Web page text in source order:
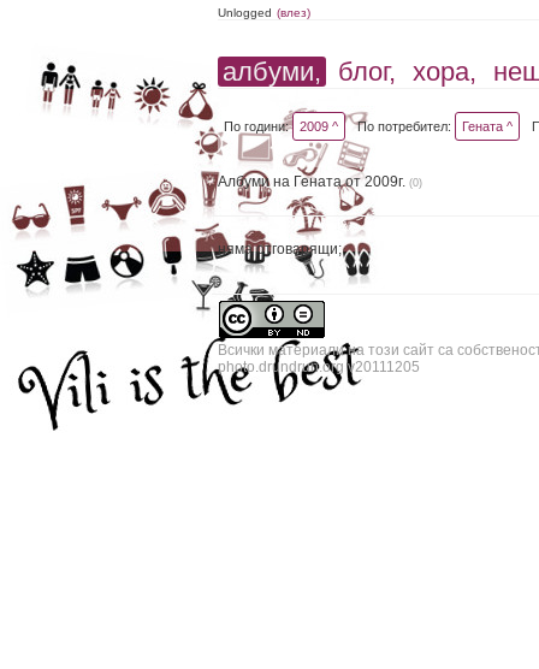
Unlogged (влез)
албуми, блог, хора,
По години: 2009 ^ По потребител: Гената ^
Албуми на Гената от 2009г. (0)
няма отговарящи;
Всички материали на този сайт са
photo.drundrun.org v20111205